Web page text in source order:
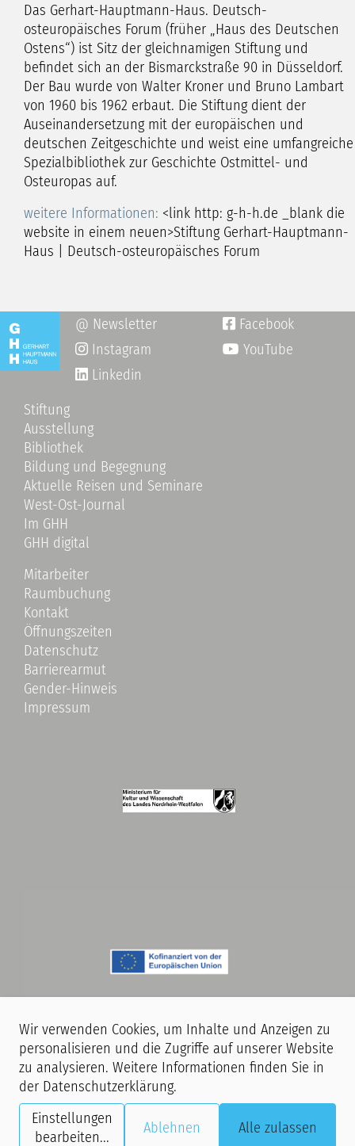
Das Gerhart-Hauptmann-Haus. Deutsch-
osteuropäisches Forum (früher „Haus des Deutschen
Ostens“) ist Sitz der gleichnamigen Stiftung und
befindet sich an der Bismarckstraße 90 in Düsseldorf.
Der Bau wurde von Walter Kroner und Bruno Lambart
von 1960 bis 1962 erbaut. Die Stiftung dient der
Auseinandersetzung mit der europäischen und
deutschen Zeitgeschichte und weist eine umfangreiche
Spezialbibliothek zur Geschichte Ostmittel- und
Osteuropas auf.
weitere Informationen: <link http: g-h-h.de _blank die
website in einem neuen>Stiftung Gerhart-Hauptmann-
Haus | Deutsch-osteuropäisches Forum
@ Newsletter  Facebook
Instagram
YouTube
Linkedin
Stiftung
Ausstellung
Bibliothek
Bildung und Begegnung
Aktuelle Reisen und Seminare
West-Ost-Journal
Im GHH
GHH digital
Mitarbeiter
Raumbuchung
Kontakt
Öffnungszeiten
Datenschutz
Barrierearmut
Gender-Hinweis
Impressum
Hinweis: Während unserer Veranstaltungen finden Film- und
Fotoaufnahmen statt. Mit dem Betreten unserer Räumlichkeiten erklären
Sie sich damit einverstanden, dass Sie ggf. auf Aufnahmen zu sehen sind,
die im Rahmen der Presse- und Öffentlichkeitsarbeit der Stiftung GHH
Wir verwenden Cookies, um Inhalte und Anzeigen zu
personalisieren und die Zugriffe auf unserer Website
zu analysieren. Weitere Informationen finden Sie in
der Datenschutzerklärung.
Einstellungen
bearbeiten...
Ablehnen Alle zulassen